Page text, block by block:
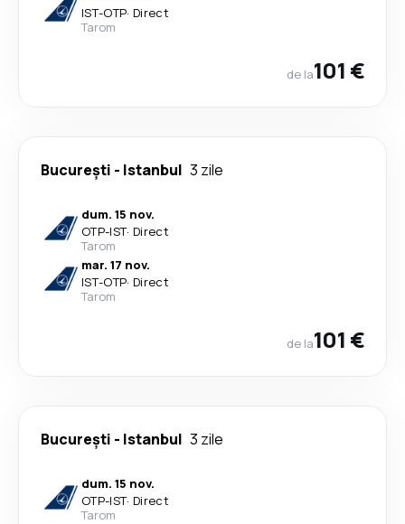
IST-OTP· Direct
Tarom
de la101 €
București - Istanbul 3 zile
dum. 15 nov.
OTP-IST· Direct
Tarom
mar. 17 nov.
IST-OTP· Direct
Tarom
de la101 €
București - Istanbul 3 zile
dum. 15 nov.
OTP-IST· Direct
Tarom